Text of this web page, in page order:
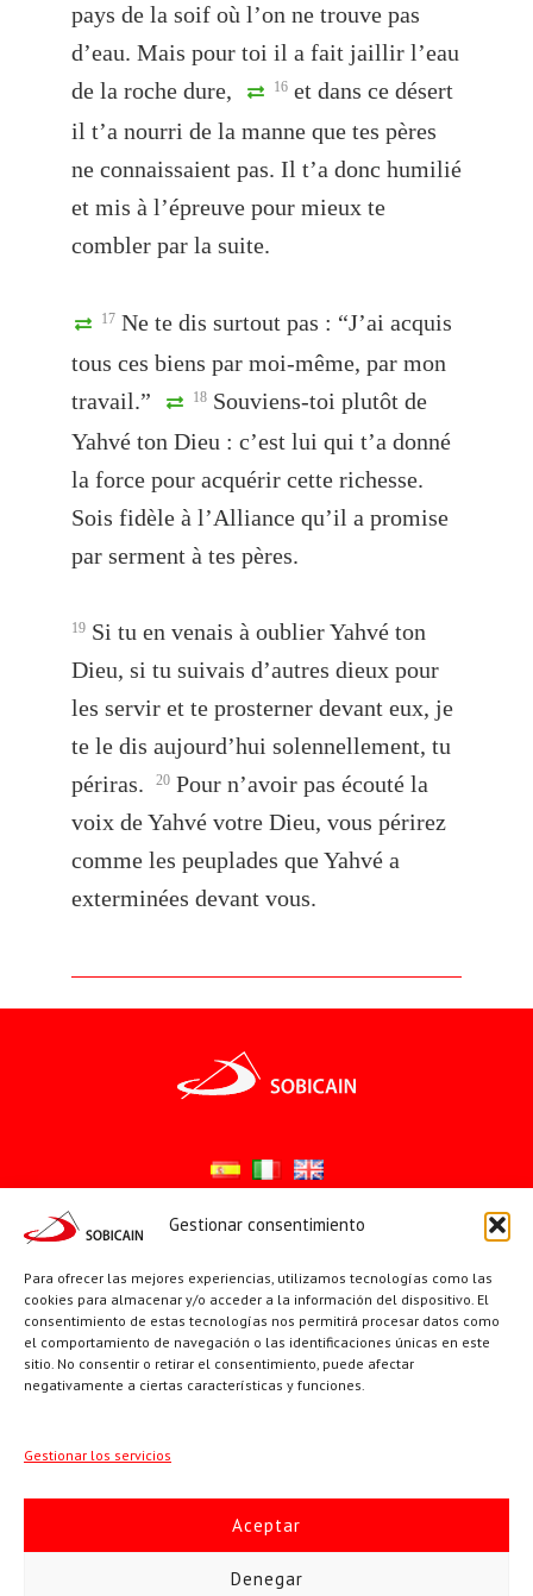
Gestionar consentimiento
Para ofrecer las mejores experiencias, utilizamos tecnologías como las
cookies para almacenar y/o acceder a la información del dispositivo. El
consentimiento de estas tecnologías nos permitirá procesar datos como
el comportamiento de navegación o las identificaciones únicas en este
sitio. No consentir o retirar el consentimiento, puede afectar
negativamente a ciertas características y funciones.
Gestionar los servicios
Aceptar
Denegar
pays de la soif où l’on ne trouve pas
d’eau. Mais pour toi il a fait jaillir l’eau
de la roche dure,
16 et dans ce désert
il t’a nourri de la manne que tes pères
ne connaissaient pas. Il t’a donc humilié
et mis à l’épreuve pour mieux te
combler par la suite.
17 Ne te dis surtout pas : “J’ai acquis
tous ces biens par moi-même, par mon
travail.”
18 Souviens-toi plutôt de
Yahvé ton Dieu : c’est lui qui t’a donné
la force pour acquérir cette richesse.
Sois fidèle à l’Alliance qu’il a promise
par serment à tes pères.
19 Si tu en venais à oublier Yahvé ton
Dieu, si tu suivais d’autres dieux pour
les servir et te prosterner devant eux, je
te le dis aujourd’hui solennellement, tu
périras.
20 Pour n’avoir pas écouté la
voix de Yahvé votre Dieu, vous périrez
comme les peuplades que Yahvé a
exterminées devant vous.
YouTube
X Facebook
PÁGINAS INSTITUCIONALES
SOBICAIN / Sociedad Bíblica Católica Internacional · C/ Protasio